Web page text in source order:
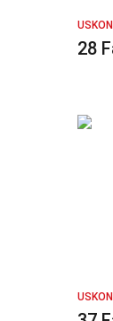
28